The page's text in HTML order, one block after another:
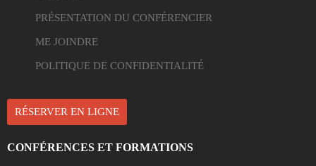
PRÉSENTATION DU CONFÉRENCIER
ME JOINDRE
POLITIQUE DE CONFIDENTIALITÉ
RÉSERVER EN LIGNE
CONFÉRENCES ET FORMATIONS